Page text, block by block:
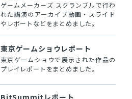
ゲームメーカーズ スクランブルで行わ
れた講演のアーカイブ動画・スライド
やレポートなどをまとめました。
東京ゲームショウレポート
東京ゲームショウで展示された作品の
プレイレポートをまとめました。
BitSummitレポート